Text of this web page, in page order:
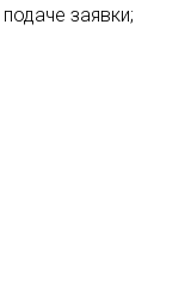
заявки;